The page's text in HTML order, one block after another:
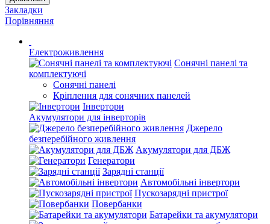
Закладки
Порівняння
Електроживлення
Сонячні панелі та
комплектуючі
Сонячні панелі
Кріплення для сонячних панелей
Інвертори
Акумулятори для інверторів
Джерело
безперебійного живлення
Акумулятори для ДБЖ
Генератори
Зарядні станції
Автомобільні інвертори
Пускозарядні пристрої
Повербанки
Батарейки та акумулятори